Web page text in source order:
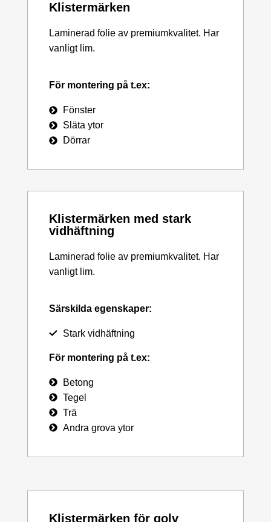
Klistermärken
Laminerad folie av premiumkvalitet. Har
vanligt lim.
För montering på t.ex:
Fönster
Släta ytor
Dörrar
Klistermärken med stark
vidhäftning
Laminerad folie av premiumkvalitet. Har
vanligt lim.
Särskilda egenskaper:
Stark vidhäftning
För montering på t.ex:
Betong
Tegel
Trä
Andra grova ytor
Klistermärken för golv